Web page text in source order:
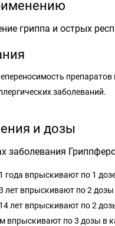
гриппа и острых
заболеваний.
и дозы
заболевания
года впрыскивают по 1
лет впрыскивают по 2
лет впрыскивают по 2
впрыскивают по 3 дозы в